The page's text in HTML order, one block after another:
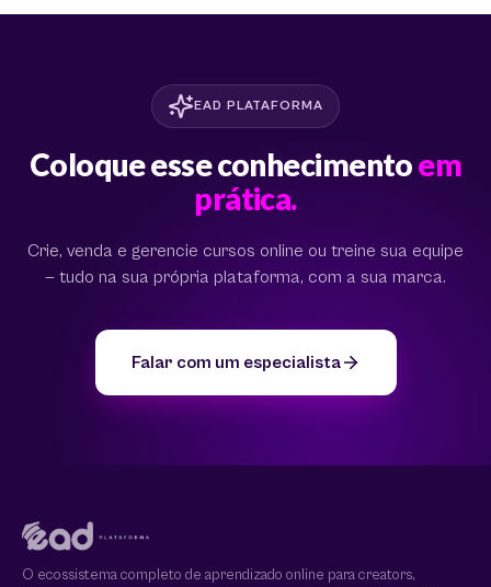
EAD PLATAFORMA
Coloque esse conhecimentoem
prática.
Crie, venda e gerencie cursos online ou treine sua equipe
— tudo na sua própria plataforma, com a sua marca.
Falar com um especialista
O ecossistema completo de aprendizado online para creators,